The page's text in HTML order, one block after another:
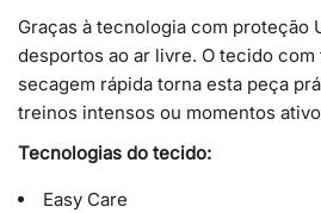
Graças à tecnologia com proteção
desportos ao ar livre. O tecido com
secagem rápida torna esta peça
treinos intensos ou momentos
Tecnologias do tecido:
Easy Care